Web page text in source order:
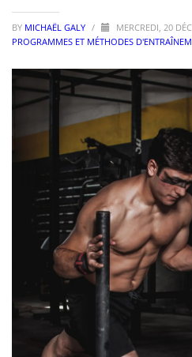
BY MICHAËL GALY / MERCREDI, 20
PROGRAMMES ET MÉTHODES